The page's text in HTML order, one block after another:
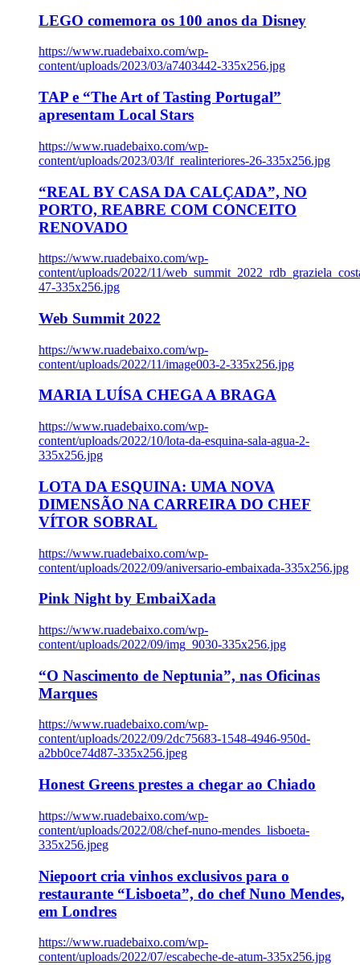
LEGO comemora os 100 anos da Disney
https://www.ruadebaixo.com/wp-
content/uploads/2023/03/a7403442-335x256.jpg
TAP e “The Art of Tasting Portugal”
apresentam Local Stars
https://www.ruadebaixo.com/wp-
content/uploads/2023/03/lf_realinteriores-26-335x256.jpg
“REAL BY CASA DA CALÇADA”, NO
PORTO, REABRE COM CONCEITO
RENOVADO
https://www.ruadebaixo.com/wp-
content/uploads/2022/11/
47-335x256.jpg
Web Summit 2022
https://www.ruadebaixo.com/wp-
content/uploads/2022/11/image003-2-335x256.jpg
MARIA LUÍSA CHEGA A BRAGA
https://www.ruadebaixo.com/wp-
content/uploads/2022/10/lota-da-esquina-sala-agua-2-
335x256.jpg
LOTA DA ESQUINA: UMA NOVA
DIMENSÃO NA CARREIRA DO CHEF
VÍTOR SOBRAL
https://www.ruadebaixo.com/wp-
content/uploads/2022/09/aniversario-embaixada-335x256.jpg
Pink Night by EmbaiXada
https://www.ruadebaixo.com/wp-
content/uploads/2022/09/img_9030-335x256.jpg
“O Nascimento de Neptunia”, nas Oficinas
Marques
https://www.ruadebaixo.com/wp-
content/uploads/2022/09/2dc75683-1548-4946-950d-
a2bb0ce74d87-335x256.jpeg
Honest Greens prestes a chegar ao Chiado
https://www.ruadebaixo.com/wp-
content/uploads/2022/08/chef-nuno-mendes_lisboeta-
335x256.jpeg
Niepoort cria vinhos exclusivos para o
restaurante “Lisboeta”, do chef Nuno Mendes,
em Londres
https://www.ruadebaixo.com/wp-
content/uploads/2022/07/escabeche-de-atum-335x256.jpg